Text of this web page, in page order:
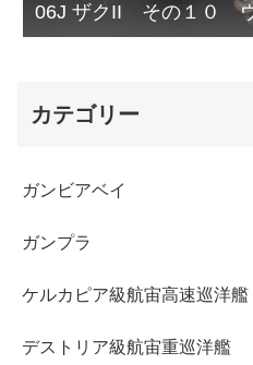
06J ザクII その１０
カテゴリー
ガンビアベイ
ガンプラ
ケルカピア級航宙高速巡洋艦
デストリア級航宙重巡洋艦